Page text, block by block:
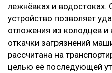
лежнёвках и
устройство позволяет
отложения из колодцев
откачки загрязнений
рассчитана на
целью её последующей